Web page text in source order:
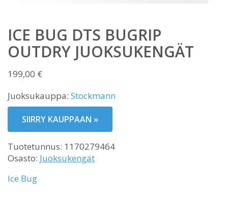
ICE BUG DTS BUGRIP
OUTDRY JUOKSUKENGÄT
199,00 €
Juoksukauppa: Stockmann
SIIRRY KAUPPAAN »
Tuotetunnus: 1170279464
Osasto: Juoksukengät
Ice Bug